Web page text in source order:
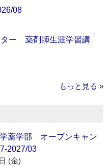
08
ター 薬剤師生涯学習講
もっと見る »
薬学部 オープンキャン
2027/03
(金)